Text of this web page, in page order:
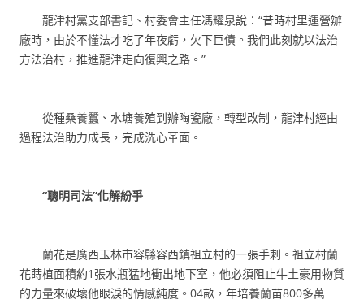
龍津村黨支部書記、村委會主任馮耀泉說：“昔時村里運營辦
廠時，由於不懂法才吃了年夜虧，欠下巨債。我們此刻就以法治
方法治村，推進龍津走向復興之路。”
從種桑養蠶、水塘養殖到辦陶瓷廠，轉型改制，龍津村經由
過程法治助力成長，完成洗心革面。
“聰明司法”化解紛爭
蘭花是廣西玉林市容縣容西鎮祖立村的一張手刺。祖立村蘭
花蒔植面積約1張水瓶猛地衝出地下室，他必須阻止牛土豪用物質
的力量來破壞他眼淚的情感純度。04畝，年培養蘭苗800多萬